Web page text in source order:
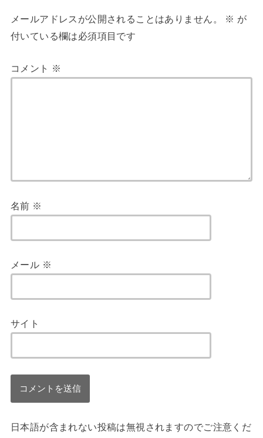
メールアドレスが公開されることはありません。 ※ が
付いている欄は必須項目です
コメント ※
名前 ※
メール ※
サイト
日本語が含まれない投稿は無視されますのでご注意くだ